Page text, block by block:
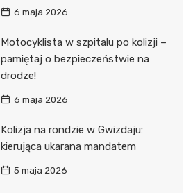
6 maja 2026
Motocyklista w szpitalu po kolizji –
pamiętaj o bezpieczeństwie na
drodze!
6 maja 2026
Kolizja na rondzie w Gwizdaju:
kierująca ukarana mandatem
5 maja 2026